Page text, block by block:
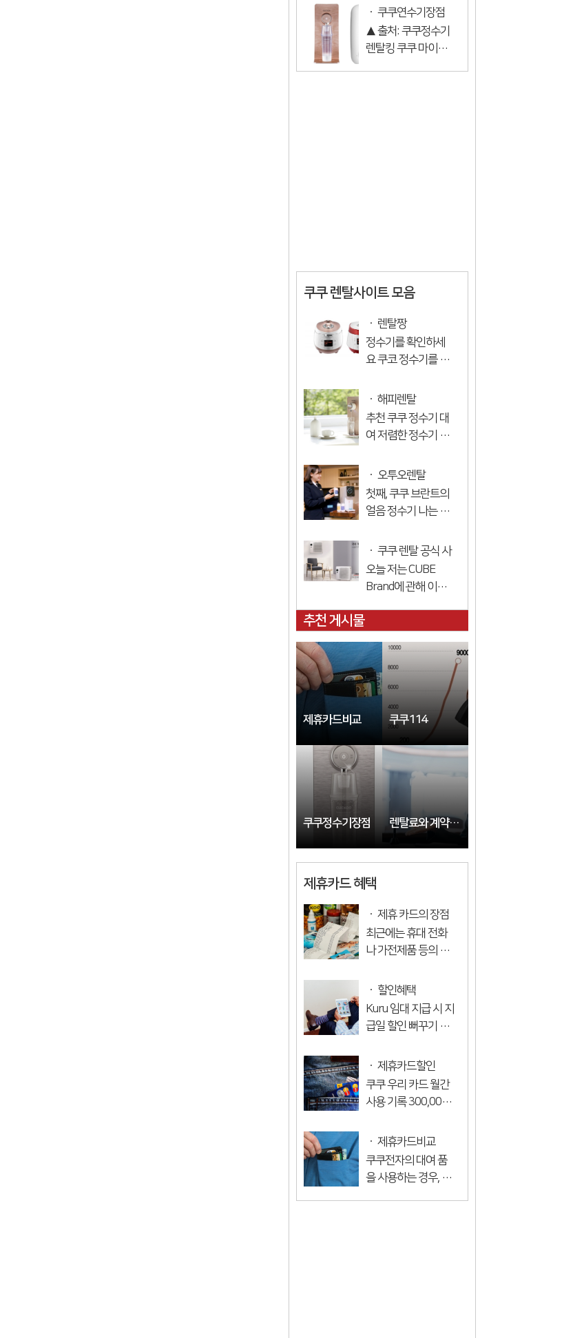
소풍을 했습니다 나
는 점심을 먹고 달렸
습니다 지...
습니다 코웨이의 가
장 유명한 와서 쿠코
에서 가장 유명한 영
쿠쿠연수기장점
▲ 출처: 쿠쿠정수기
렌탈킹 쿠쿠 마이크
쿠쿠 렌탈사이트 모음
렌탈짱
정수기를 확인하세
요 쿠코 정수기를 임
있다고 생각이번에
는 임대하기로 했습
니다. 걱정 선택한 아
아, 중금속, 환경에 해
로운 물질의 제거 불
과 99.9 % 그것...
해피렌탈
추천 쿠쿠 정수기 대
여 저렴한 정수기 대
많은 정수기에서 낮
은 가격으로 정수기
를 대여 할 수 있는 상
고 저렴한 설치 정수
기를 빌릴 수 있습니
다. 저렴한 ...
오투오렌탈
첫째, 쿠쿠 브란트의
얼음 정수기 나는 그
수 있습니다 더 인기
있는 대여 제품 먼저
말씀드리겠습니다.
니다. 쿠쿠에 본점으
로 인정 임대료와 할
인을 빌릴...
쿠쿠 렌탈 공식 사
이트
오늘 저는 CUBE
Brand에 관해 이야
상 큰 상표 만 본다 많
은 정보가 있습니다.
잘 보면 성능과 가격
에서 어떤 것이 더 좋
습니다. 많이 봐서 죄
추천 게시물
제휴카드비교 쿠쿠114
쿠쿠정수기장점 렌탈료와 계약만료일을 확인하려면 어떻게 해야 합니까?
제휴카드 혜택
제휴 카드의 장점
최근에는 휴대 전화
나 가전제품 등의 기
은 이익을 얻고 있습
니다. 뻐꾸기는 제휴
카드를 가지고 있는
트너 카드는 롯데 카
드, 우리 카드, 꽃 카
드, 신한 ...
할인혜택
Kuru 임대 지급 시 지
급일 할인 뻐꾸기 특
발급하는 경우 금액
이 300,000원 미만
이라도 등록일부터
로 13,000원의 할인
이 적용됩니다. 지난
달. 즉, 성...
제휴카드할인
쿠쿠 우리 카드 월간
사용 기록 300,000
10,000원 할인 전월
700,000원 이상 임
대료 15,000원 지난
제휴카드비교
쿠쿠전자의 대여 품
을 사용하는 경우, 제